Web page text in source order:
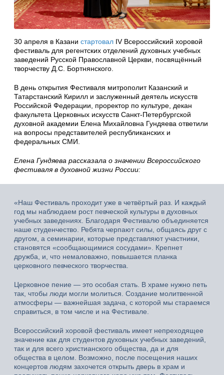
30 апреля в Казани стартовал IV Всероссийский хоровой
фестиваль для регентских отделений духовных учебных
заведений Русской Православной Церкви, посвящённый
творчеству Д.С. Бортнянского.
В день открытия Фестиваля митрополит Казанский и
Татарстанский Кирилл и заслуженный деятель искусств
Российской Федерации, проректор по культуре, декан
факультета Церковных искусств Санкт-Петербургской
духовной академии Елена Михайловна Гундяева ответили
на вопросы представителей республиканских и
федеральных СМИ.
Елена Гундяева рассказала о значении Всероссийского
фестиваля в духовной жизни России:
«Наш Фестиваль проходит уже в четвёртый раз. И каждый
год мы наблюдаем рост певческой культуры в духовных
учебных заведениях. Благодаря Фестивалю объединяется
наше студенчество. Ребята черпают силы, общаясь друг с
другом, а семинарии, которые представляют участники,
становятся «сообщающимися сосудами». Крепнет
дружба, и, что немаловажно, повышается планка
церковного певческого творчества.
Церковное пение — это особая стать. В храме нужно петь
так, чтобы люди могли молиться. Создание молитвенной
атмосферы — важнейшая задача, с которой мы стараемся
справиться, в том числе и на Фестивале.
Всероссийский хоровой фестиваль имеет непреходящее
значение как для студентов духовных учебных заведений,
так и для всего христианского общества, да и для
общества в целом. Возможно, после посещения наших
концертов людям захочется открыть дверь в храм и